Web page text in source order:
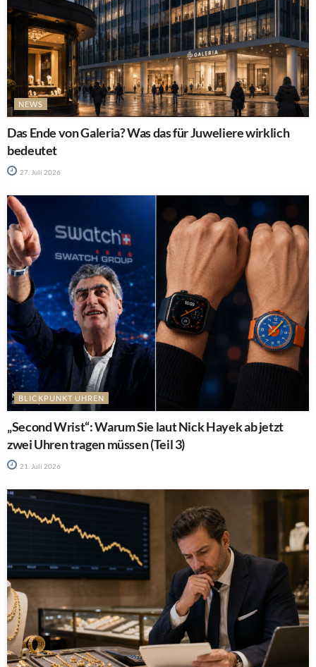
NEWS
Das Ende von Galeria? Was das für Juweliere wirklich
bedeutet
27. Juli 2026
BLICKPUNKT UHREN
„Second Wrist“: Warum Sie laut Nick Hayek ab jetzt
zwei Uhren tragen müssen (Teil 3)
21. Juli 2026